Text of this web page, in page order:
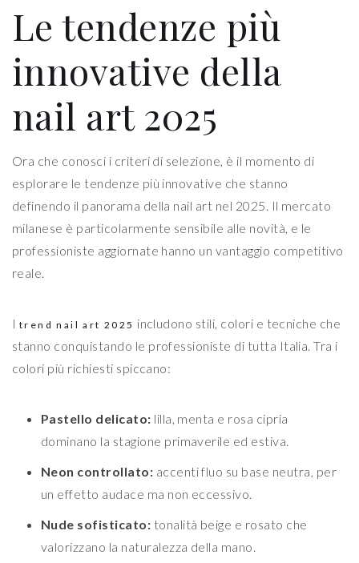
Le tendenze più
innovative della
nail art 2025
Ora che conosci i criteri di selezione, è il momento di
esplorare le tendenze più innovative che stanno
definendo il panorama della nail art nel 2025. Il mercato
milanese è particolarmente sensibile alle novità, e le
professioniste aggiornate hanno un vantaggio competitivo
reale.
I trend nail art 2025 includono stili, colori e tecniche che
stanno conquistando le professioniste di tutta Italia. Tra i
colori più richiesti spiccano:
Pastello delicato: lilla, menta e rosa cipria
dominano la stagione primaverile ed estiva.
Neon controllato: accenti fluo su base neutra, per
un effetto audace ma non eccessivo.
Nude sofisticato: tonalità beige e rosato che
valorizzano la naturalezza della mano.